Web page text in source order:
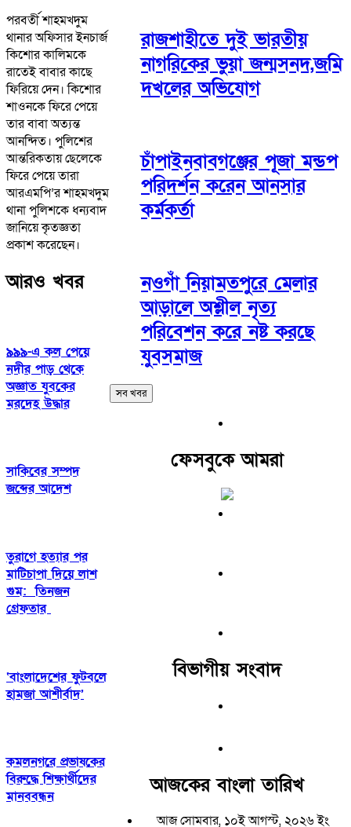
পরবর্তী শাহমখদুম
থানার অফিসার ইনচার্জ
কিশোর কালিমকে
রাতেই বাবার কাছে
ফিরিয়ে দেন। কিশোর
শাওনকে ফিরে পেয়ে
তার বাবা অত্যন্ত
আনন্দিত। পুলিশের
আন্তরিকতায় ছেলেকে
ফিরে পেয়ে তারা
আরএমপি’র শাহমখদুম
থানা পুলিশকে ধন্যবাদ
জানিয়ে কৃতজ্ঞতা
প্রকাশ করেছেন।
আরও খবর
৯৯৯-এ কল পেয়ে
নদীর পাড় থেকে
অজ্ঞাত যুবকের
মরদেহ উদ্ধার
সাকিবের সম্পদ
জব্দের আদেশ
তুরাগে হত্যার পর
মাটিচাপা দিয়ে লাশ
গুম: তিনজন
গ্রেফতার
‘বাংলাদেশের ফুটবলে
হামজা আশীর্বাদ’
কমলনগরে প্রভাষকের
বিরুদ্ধে শিক্ষার্থীদের
মানববন্ধন
রাজশাহীতে দুই ভারতীয়
নাগরিকের ভুয়া জন্মসনদ,জমি
দখলের অভিযোগ
চাঁপাইনবাবগঞ্জের পূজা মন্ডপ
পরিদর্শন করেন আনসার
কর্মকর্তা
নওগাঁ নিয়ামতপুরে মেলার
আড়ালে অশ্লীল নৃত্য
পরিবেশন করে নষ্ট করছে
যুবসমাজ
সব খবর
ফেসবুকে আমরা
বিভাগীয় সংবাদ
আজকের বাংলা তারিখ
আজ সোমবার, ১০ই আগস্ট, ২০২৬ ইং